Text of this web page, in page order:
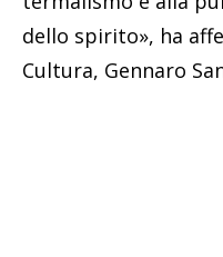
dello spirito», ha
Cultura, Gennaro